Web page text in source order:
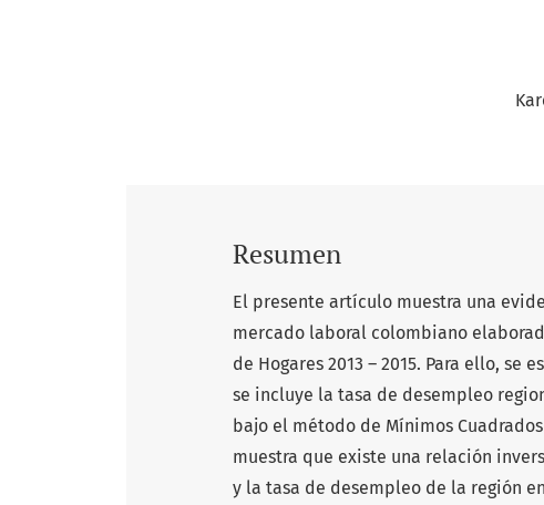
Resumen
El presente artículo muestra una
mercado laboral colombiano
de Hogares 2013 – 2015. Para ello,
se incluye la tasa de desempleo
bajo el método de Mínimos
muestra que existe una relación
y la tasa de desempleo de la región